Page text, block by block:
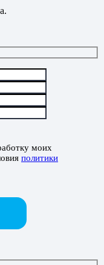
моих
политики